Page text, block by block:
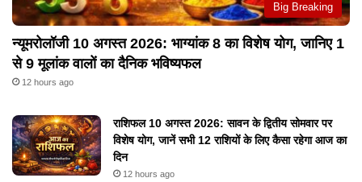
Big Breaking
न्यूमरोलॉजी 10 अगस्त 2026: भाग्यांक 8 का विशेष योग, जानिए 1
से 9 मूलांक वालों का दैनिक भविष्यफल
12 hours ago
राशिफल 10 अगस्त 2026: सावन के द्वितीय सोमवार पर
विशेष योग, जानें सभी 12 राशियों के लिए कैसा रहेगा आज का
दिन
12 hours ago